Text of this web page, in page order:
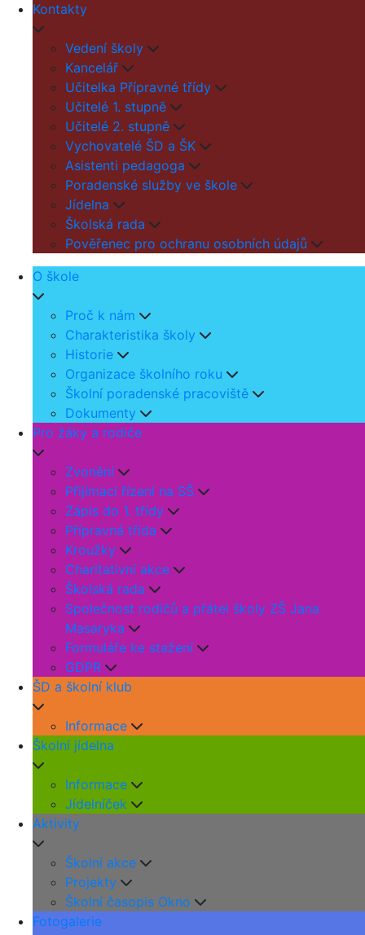
Kontakty
Vedení školy
Kancelář
Učitelka Přípravné třídy
Učitelé 1. stupně
Učitelé 2. stupně
Vychovatelé ŠD a ŠK
Asistenti pedagoga
Poradenské služby ve škole
Jídelna
Školská rada
Pověřenec pro ochranu osobních údajů
O škole
Proč k nám
Charakteristika školy
Historie
Organizace školního roku
Školní poradenské pracoviště
Dokumenty
Pro žáky a rodiče
Zvonění
Přijímací řízení na SŠ
Zápis do 1. třídy
Přípravná třída
Kroužky
Charitativní akce
Školská rada
Společnost rodičů a přátel školy ZŠ Jana
Masaryka
Formuláře ke stažení
GDPR
ŠD a školní klub
Informace
Školní jídelna
Informace
Jídelníček
Aktivity
Školní akce
Projekty
Školní časopis Okno
Fotogalerie